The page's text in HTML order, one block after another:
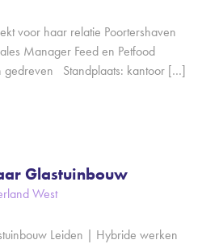
voor haar relatie Poortershaven
Manager Feed en Petfood
gedreven Standplaats: kantoor […]
Glastuinbouw
West
Leiden | Hybride werken